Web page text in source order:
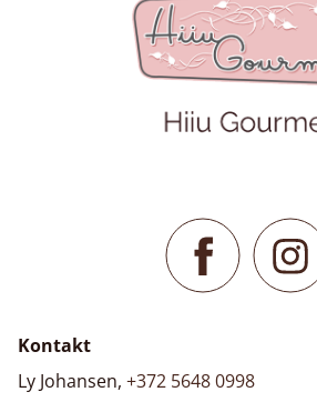
Kontakt
Ly Johansen, +372 5648 0998